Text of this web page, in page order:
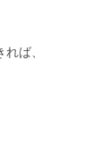
ば、